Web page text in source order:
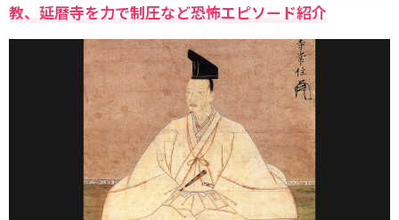
教、延暦寺を力で制圧など恐怖エピソード紹介